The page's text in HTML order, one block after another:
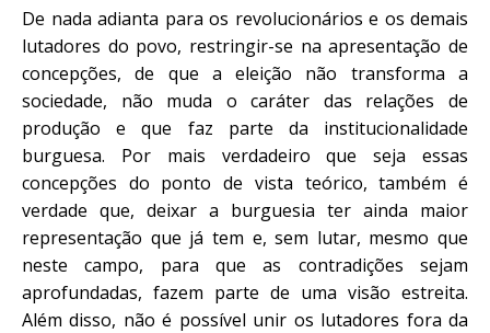
De nada adianta para os revolucionários e os demais
lutadores do povo, restringir-se na apresentação de
concepções, de que a eleição não transforma a
sociedade, não muda o caráter das relações de
produção e que faz parte da institucionalidade
burguesa. Por mais verdadeiro que seja essas
concepções do ponto de vista teórico, também é
verdade que, deixar a burguesia ter ainda maior
representação que já tem e, sem lutar, mesmo que
neste campo, para que as contradições sejam
aprofundadas, fazem parte de uma visão estreita.
Além disso, não é possível unir os lutadores fora da